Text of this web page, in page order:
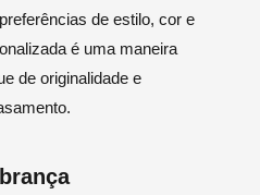
de estilo, cor e
é uma maneira
de originalidade e